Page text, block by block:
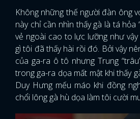
Không những thế người đàn ông
này chỉ cần nhìn thấy gà là tá hỏa
vẻ ngoài cao to lực lưỡng như
gì tôi đã thấy hài rồi đó. Bởi vậy
của ga-ra ô tô nhưng Trung
trong ga-ra dọa mất mật khi thấy
Duy Hưng mếu máo khi đồng
chổi lông gà hù dọa làm tôi cười